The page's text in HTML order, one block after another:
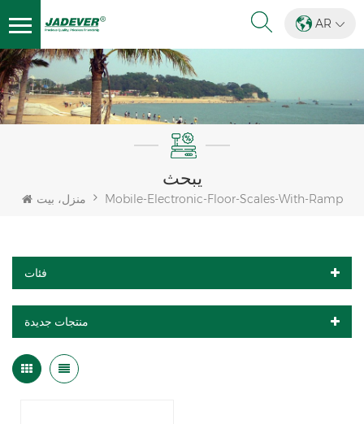
AR
يبحث
منزل، بيت Mobile-Electronic-Floor-Scales-With-Ramp
فئات
منتجات جديدة